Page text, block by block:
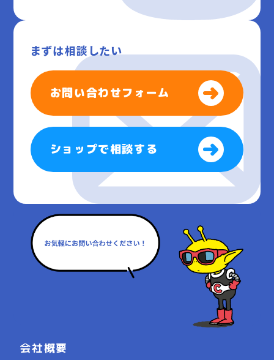
まずは相談したい
お問い合わせフォーム
ショップで相談する
会社概要